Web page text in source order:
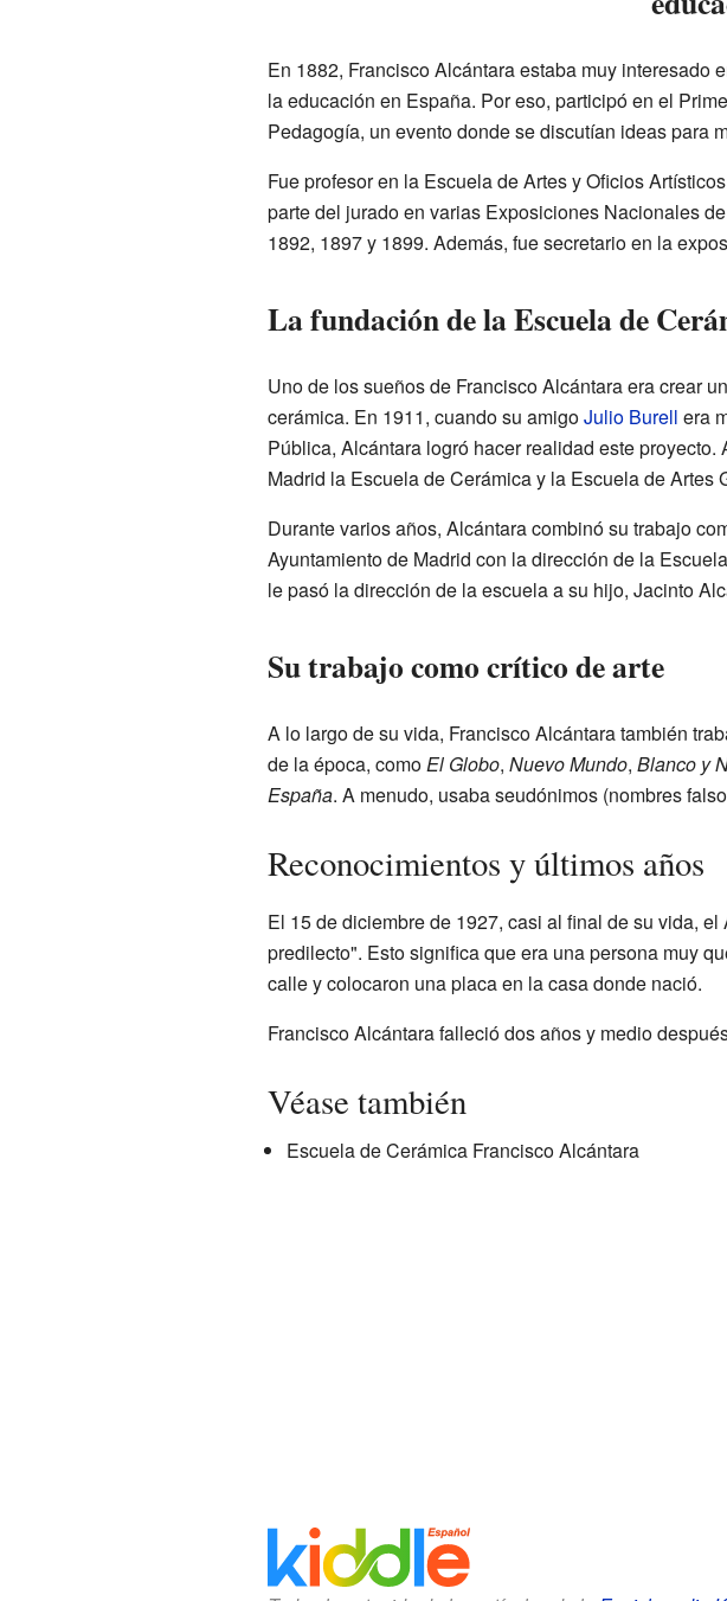
En 1882, Francisco Alcántara estaba muy interesado
la educación en España. Por eso, participó en el
Pedagogía, un evento donde se discutían ideas para
Fue profesor en la Escuela de Artes y Oficios
parte del jurado en varias Exposiciones Nacionales
1892, 1897 y 1899. Además, fue secretario en la
La fundación de la Escuela de
Uno de los sueños de Francisco Alcántara era crear
cerámica. En 1911, cuando su amigoJulio Burell era
Pública, Alcántara logró hacer realidad este proyecto.
Madrid la Escuela de Cerámica y la Escuela de Artes
Durante varios años, Alcántara combinó su trabajo
Ayuntamiento de Madrid con la dirección de la
le pasó la dirección de la escuela a su hijo, Jacinto
Su trabajo como crítico de arte
A lo largo de su vida, Francisco Alcántara también
de la época, comoEl Globo, Nuevo Mundo, Blanco y
España. A menudo, usaba seudónimos (nombres
Reconocimientos y últimos años
El 15 de diciembre de 1927, casi al final de su vida,
predilecto". Esto significa que era una persona muy
calle y colocaron una placa en la casa donde nació.
Francisco Alcántara falleció dos años y medio
Véase también
Escuela de Cerámica Francisco Alcántara